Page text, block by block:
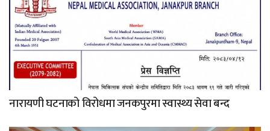
नारायणी घटनाको विरोधमा जनकपुरमा स्वास्थ्य सेवा बन्द